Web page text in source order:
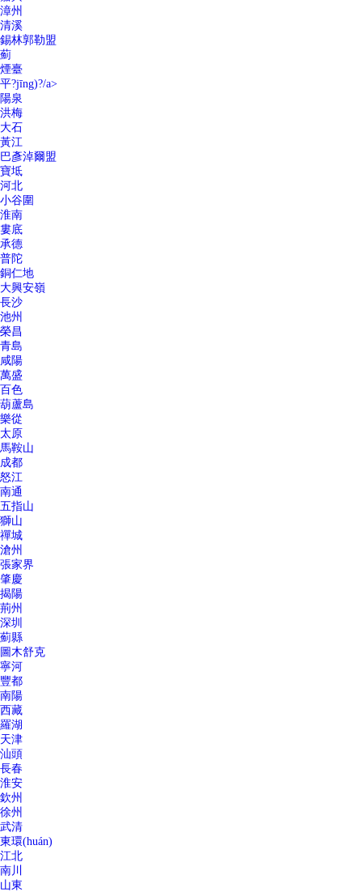
漳州
清溪
錫林郭勒盟
薊
煙臺
平?jīng)?/a>
陽泉
洪梅
大石
黃江
巴彥淖爾盟
寶坻
河北
小谷圍
淮南
婁底
承德
普陀
銅仁地
大興安嶺
長沙
池州
榮昌
青島
咸陽
萬盛
百色
葫蘆島
樂從
太原
馬鞍山
成都
怒江
南通
五指山
獅山
禪城
滄州
張家界
肇慶
揭陽
荊州
深圳
薊縣
圖木舒克
寧河
豐都
南陽
西藏
羅湖
天津
汕頭
長春
淮安
欽州
徐州
武清
東環(huán)
江北
南川
山東